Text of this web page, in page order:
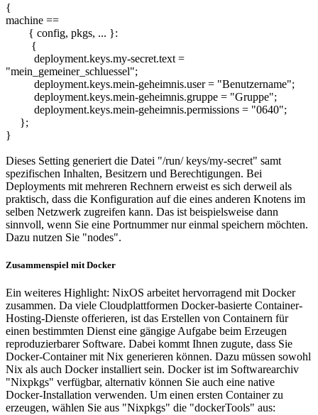
{
machine ==
{ config, pkgs, ... }:
{
deployment.keys.my-secret.text =
"mein_gemeiner_schluessel";
deployment.keys.mein-geheimnis.user = "Benutzername";
deployment.keys.mein-geheimnis.gruppe = "Gruppe";
deployment.keys.mein-geheimnis.permissions = "0640";
};
}
Dieses Setting generiert die Datei "/run/ keys/my-secret" samt
spezifischen Inhalten, Besitzern und Berechtigungen. Bei
Deployments mit mehreren Rechnern erweist es sich derweil als
praktisch, dass die Konfiguration auf die eines anderen Knotens im
selben Netzwerk zugreifen kann. Das ist beispielsweise dann
sinnvoll, wenn Sie eine Portnummer nur einmal speichern möchten.
Dazu nutzen Sie "nodes".
Zusammenspiel mit Docker
Ein weiteres Highlight: NixOS arbeitet hervorragend mit Docker
zusammen. Da viele Cloudplattformen Docker-basierte Container-
Hosting-Dienste offerieren, ist das Erstellen von Containern für
einen bestimmten Dienst eine gängige Aufgabe beim Erzeugen
reproduzierbarer Software. Dabei kommt Ihnen zugute, dass Sie
Docker-Container mit Nix generieren können. Dazu müssen sowohl
Nix als auch Docker installiert sein. Docker ist im Softwarearchiv
"Nixpkgs" verfügbar, alternativ können Sie auch eine native
Docker-Installation verwenden. Um einen ersten Container zu
erzeugen, wählen Sie aus "Nixpkgs" die "dockerTools" aus: